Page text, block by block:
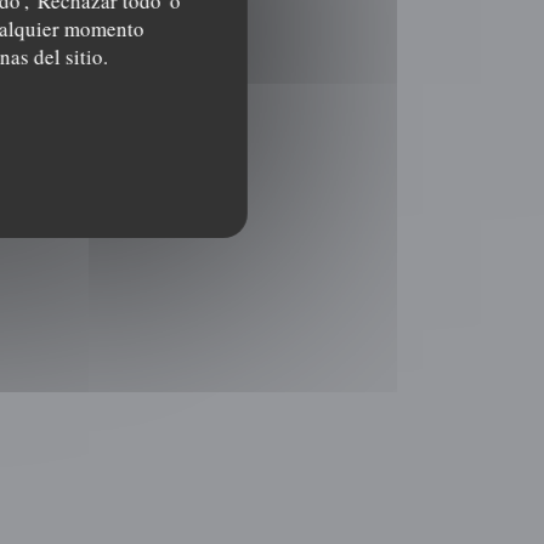
momento
del sitio.